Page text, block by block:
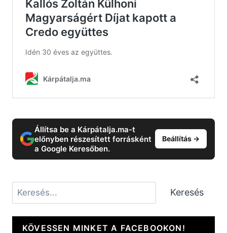
Állítsa be a Kárpátalja.ma-t
előnyben részesített forrásként
a Google Keresőben.
Beállítás →
Keresés Keresés
KÖVESSEN MINKET A FACEBOOKON!